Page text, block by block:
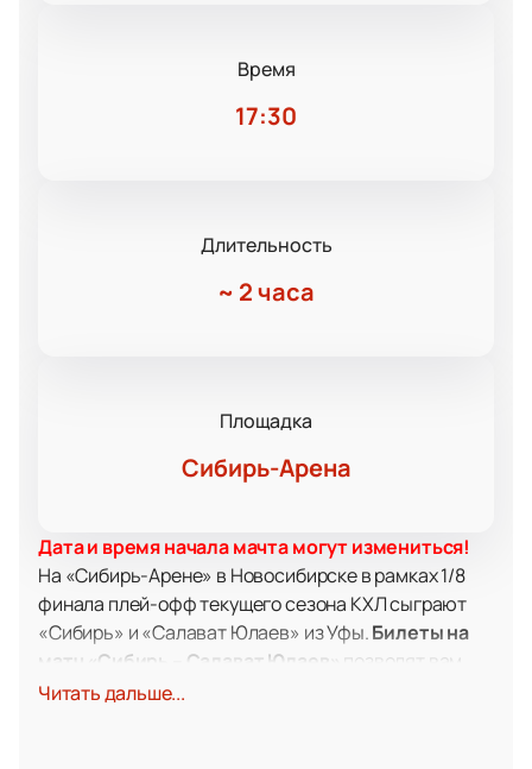
Время
17:30
Длительность
~ 2 часа
Площадка
Сибирь-Арена
Дата и время начала мачта могут измениться!
На «Сибирь-Арене» в Новосибирске в рамках 1/8
финала плей-офф текущего сезона КХЛ сыграют
«Сибирь» и «Салават Юлаев» из Уфы.Билеты на
матч «Сибирь – Салават Юлаев»
позволят вам
стать свидетелем напряженной борьбы с трибун
Читать дальше...